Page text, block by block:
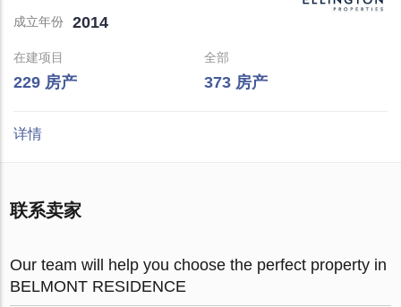
成立年份 2014
在建项目
229 房产
全部
373 房产
详情
联系卖家
Our team will help you choose the perfect property in
BELMONT RESIDENCE